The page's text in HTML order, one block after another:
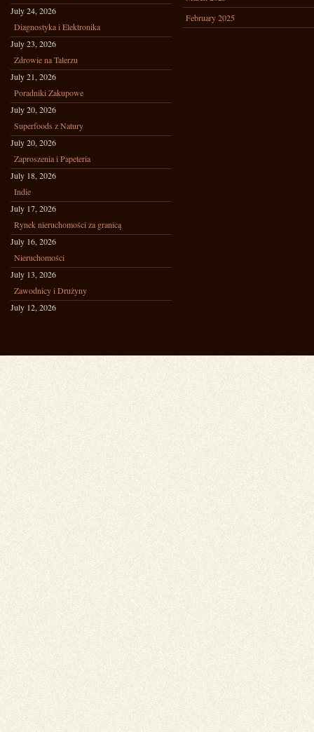
July 24, 2026
Diagnostyka i Elektronika
July 23, 2026
Zdrowie na Talerzu
July 21, 2026
Poradniki Zakupowe
July 20, 2026
Superfoods z Natury
July 20, 2026
Zaproszenia i Papeteria
July 18, 2026
Indie
July 17, 2026
Rynek nieruchomości za granicą
July 16, 2026
Nieruchomości
July 13, 2026
Zawodnicy i Drużyny
July 12, 2026
February 2025